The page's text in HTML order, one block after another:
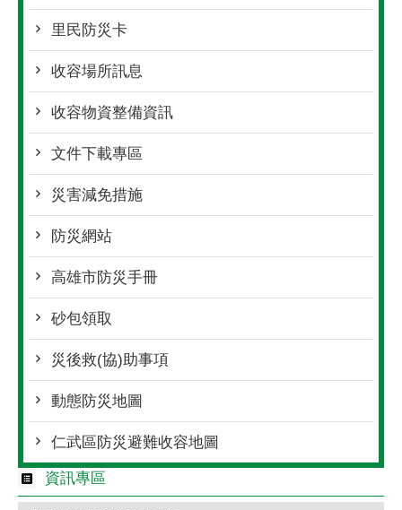
里民防災卡
收容場所訊息
收容物資整備資訊
文件下載專區
災害減免措施
防災網站
高雄市防災手冊
砂包領取
災後救(協)助事項
動態防災地圖
仁武區防災避難收容地圖
資訊專區